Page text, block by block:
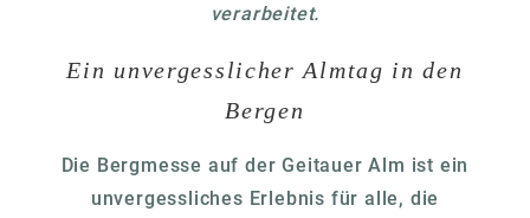
verarbeitet.
Ein unvergesslicher Almtag in den
Bergen
Die Bergmesse auf der Geitauer Alm ist ein
unvergessliches Erlebnis für alle, die